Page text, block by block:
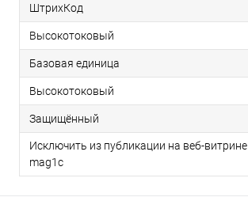
ШтрихКод
Высокотоковый
Базовая единица
Высокотоковый
Защищённый
Исключить из публикации на веб-витрине
mag1c